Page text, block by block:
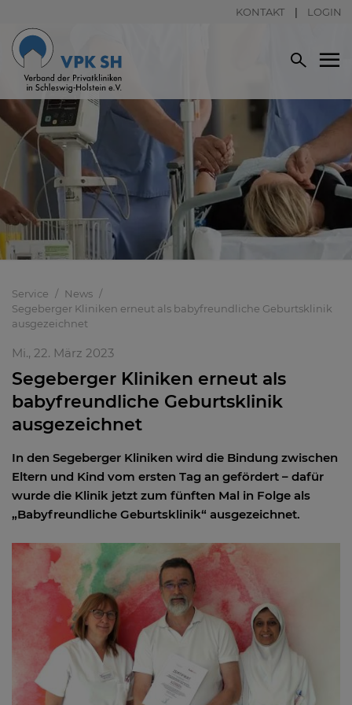
KONTAKT LOGIN
Service
News
Segeberger Kliniken erneut als babyfreundliche Geburtsklinik
ausgezeichnet
Mi., 22. März 2023
Segeberger Kliniken erneut als
babyfreundliche Geburtsklinik
ausgezeichnet
In den Segeberger Kliniken wird die Bindung zwischen
Eltern und Kind vom ersten Tag an gefördert – dafür
wurde die Klinik jetzt zum fünften Mal in Folge als
„Babyfreundliche Geburtsklinik“ ausgezeichnet.